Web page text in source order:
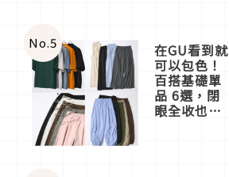
No.5 在GU看到就
可以包色！
百搭基礎單
品 6選，閉
眼全收也不